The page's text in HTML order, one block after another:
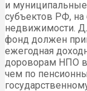
и
субъектов РФ, на
недвижимости.
фонд должен
ежегодная
дороворам НПО
чем по